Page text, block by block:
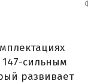
сильным
развивает